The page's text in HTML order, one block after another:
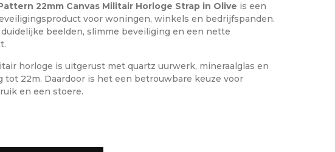
22mm Canvas Militair Horloge Strap in Olive is een
voor woningen, winkels en bedrijfspanden.
duidelijke beelden, slimme beveiliging en een nette
horloge is uitgerust met quartz uurwerk, mineraalglas en
tot 22m. Daardoor is het een betrouwbare keuze voor
en een stoere.